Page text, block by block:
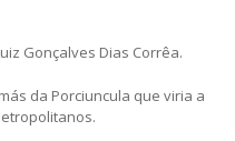
Gonçalves Dias Corrêa.
da Porciuncula que viria a